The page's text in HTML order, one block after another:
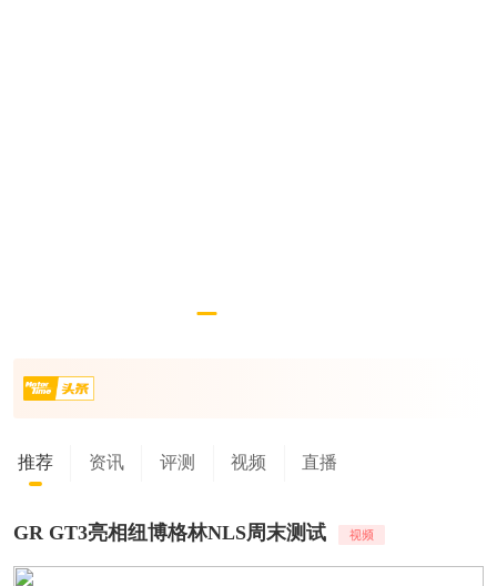
推荐 资讯 评测 视频 直播
GR GT3亮相纽博格林NLS周末测试